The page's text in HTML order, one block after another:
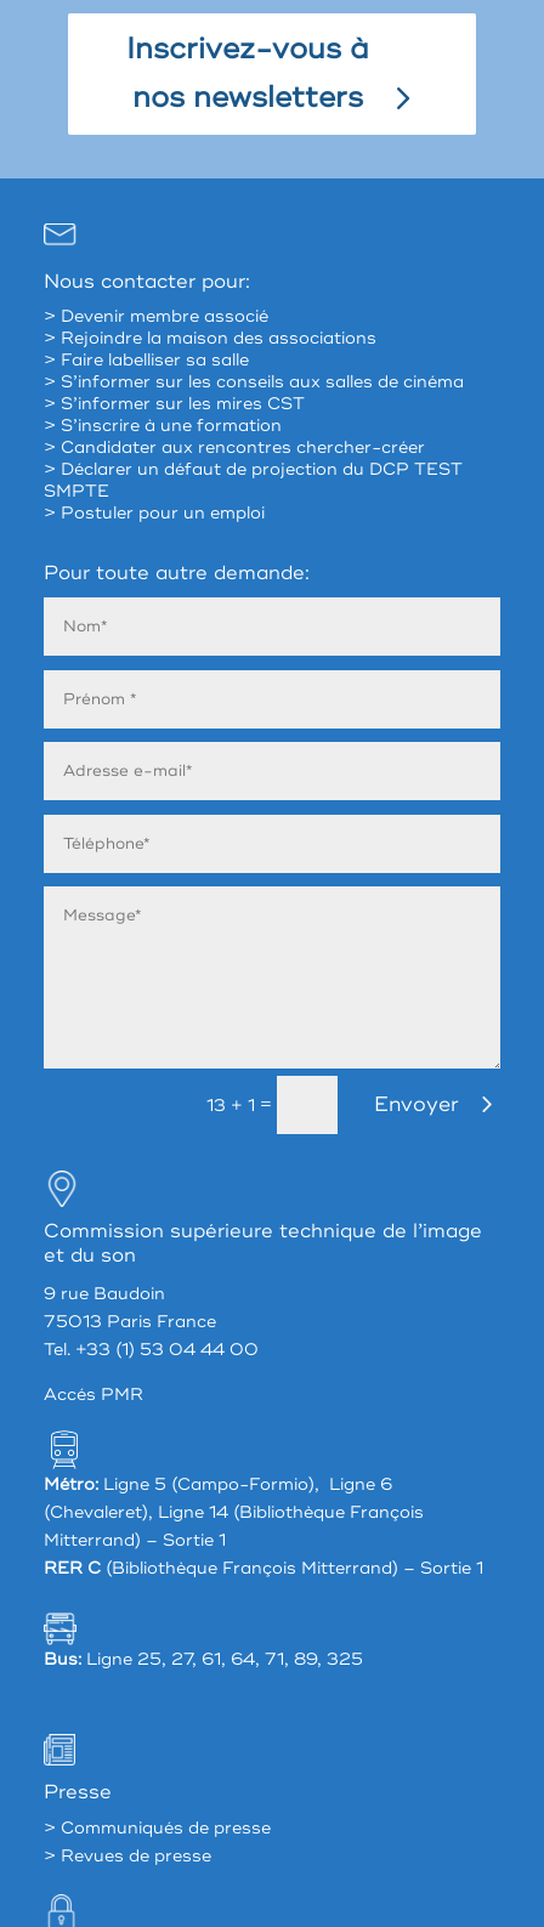
Inscrivez-vous à
nos newsletters
Nous contacter pour:
> Devenir membre associé
> Rejoindre la maison des associations
> Faire labelliser sa salle
> S’informer sur les conseils aux salles de cinéma
> S’informer sur les mires CST
> S’inscrire à une formation
> Candidater aux rencontres chercher-créer
> Déclarer un défaut de projection du DCP TEST
SMPTE
> Postuler pour un emploi
Pour toute autre demande:
13 + 1 = Envoyer
Commission supérieure technique de l’image
et du son
9 rue Baudoin
75013 Paris France
Tel. +33 (1) 53 04 44 00
Accés PMR
Métro:Ligne 5 (Campo-Formio), Ligne 6
(Chevaleret), Ligne 14 (Bibliothèque François
Mitterrand) – Sortie 1
RER C(Bibliothèque François Mitterrand) – Sortie 1
Bus:Ligne 25, 27, 61, 64, 71, 89, 325
Presse
> Communiqués de presse
> Revues de presse